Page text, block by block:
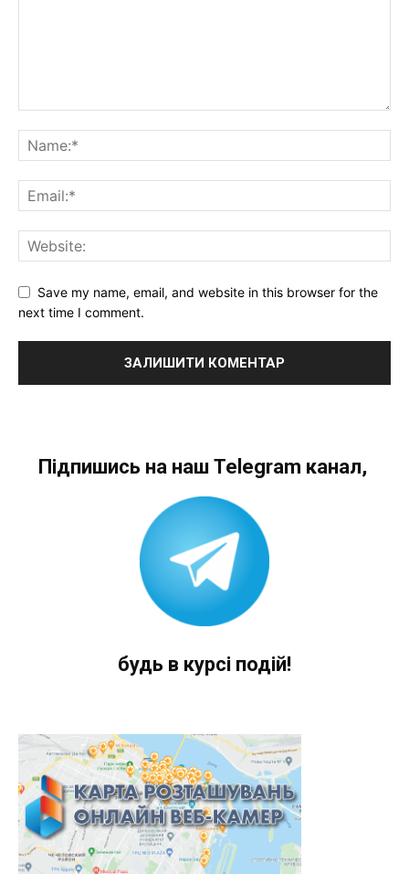
Save my name, email, and website in this browser for the
next time I comment.
Підпишись на наш Telegram канал,
будь в курсі подій!